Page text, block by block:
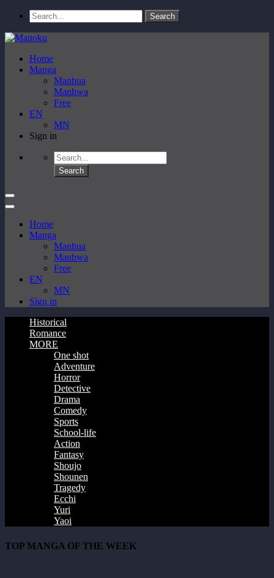
Home
Manga
Manhua
Manhwa
Free
EN
MN
Sign in
Home
Manga
Manhua
Manhwa
Free
EN
MN
Sign in
Historical
Romance
MORE
One shot
Adventure
Horror
Detective
Drama
Comedy
Sports
School-life
Action
Fantasy
Shoujo
Shounen
Tragedy
Ecchi
Yuri
Yaoi
TOP MANGA OF THE WEEK